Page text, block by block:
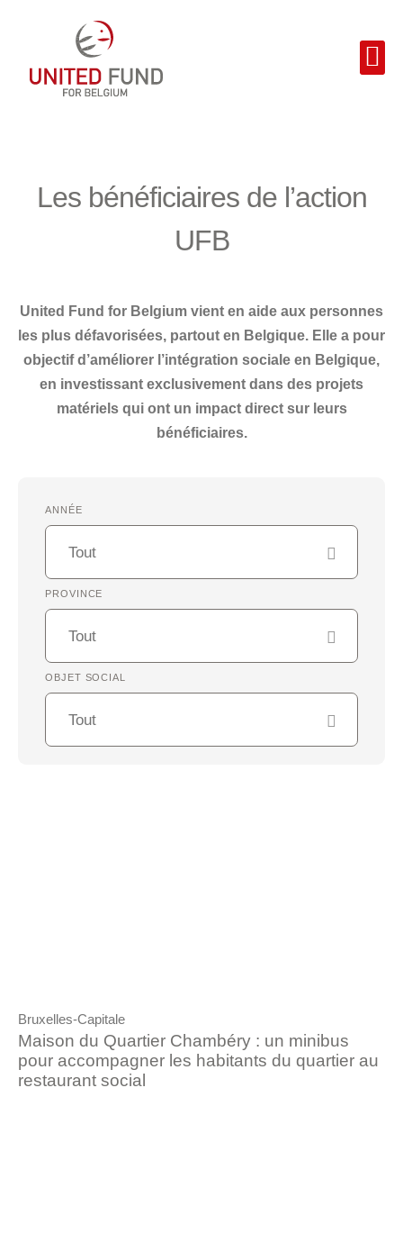
Les bénéficiaires de l’action
UFB
United Fund for Belgium vient en aide aux personnes
les plus défavorisées, partout en Belgique. Elle a pour
objectif d’améliorer l’intégration sociale en Belgique,
en investissant exclusivement dans des projets
matériels qui ont un impact direct sur leurs
bénéficiaires.
ANNÉE
PROVINCE
OBJET SOCIAL
Bruxelles-Capitale
Maison du Quartier Chambéry : un minibus
pour accompagner les habitants du quartier au
restaurant social